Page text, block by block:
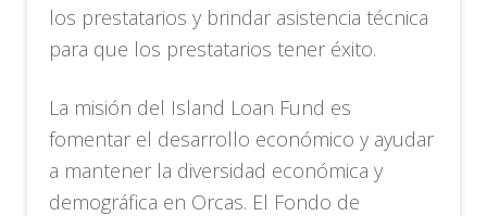
los prestatarios y brindar asistencia técnica
para que los prestatarios tener éxito.
La misión del Island Loan Fund es
fomentar el desarrollo económico y ayudar
a mantener la diversidad económica y
demográfica en Orcas. El Fondo de